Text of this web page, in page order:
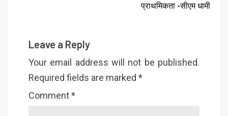
प्राथमिकता -सीएम धामी
Leave a Reply
Your email address will not be published.
Required fields are marked *
Comment*